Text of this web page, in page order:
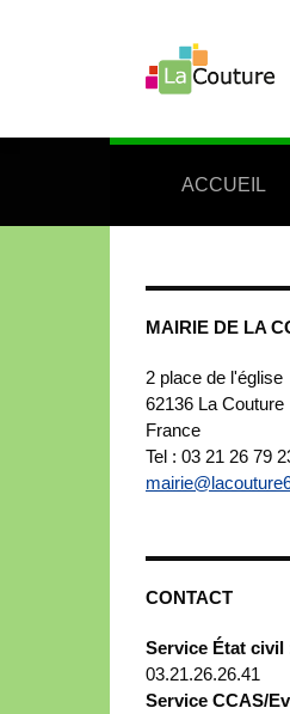
ACCUEIL
MAIRIE DE LA
2 place de l'église
62136 La Couture
France
Tel : 03 21 26 79
CONTACT
Service État civil
03.21.26.26.41
Service CCAS/